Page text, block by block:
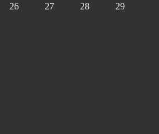
26 27 28
29